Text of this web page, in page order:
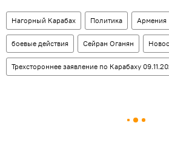
Нагорный Карабах Политика Армения
боевые действия Сейран Оганян
Трехстороннее заявление по Карабаху